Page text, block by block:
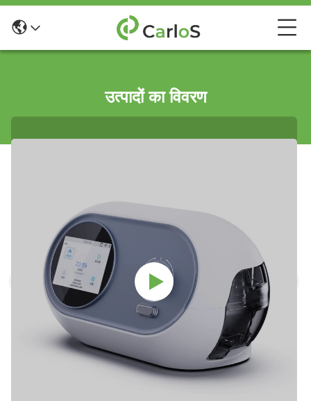
उत्पादों का विवरण